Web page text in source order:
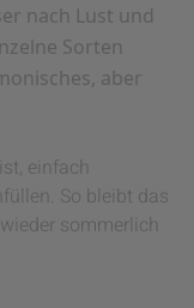
nach Lust und
Sorten
aber
einfach
So bleibt das
sommerlich